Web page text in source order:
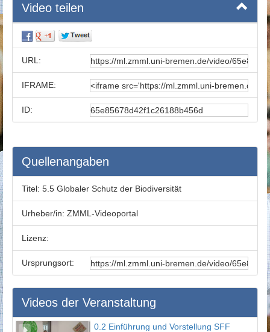
Video teilen
URL:
IFRAME:
ID:
Quellenangaben
Titel: 5.5 Globaler Schutz der Biodiversität
Urheber/in: ZMML-Videoportal
Lizenz:
Ursprungsort:
Videos der Veranstaltung
0.2 Einführung und Vorstellung SFF